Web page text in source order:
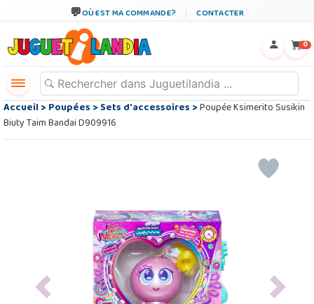
OÙ EST MA COMMANDE? CONTACTER
0
Accueil>Poupées>Sets d'accessoires>Poupée Ksimerito Susikin
Biuty Taim Bandai D909916
Previous Next